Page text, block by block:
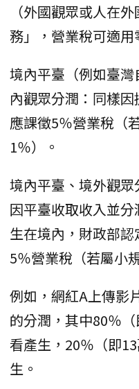
（外國觀眾或人在
務」，營業稅可適用
境內平臺（例如臺
內觀眾分潤：同樣因
應課徵5％營業稅（
1％）。
境內平臺、境外觀
因平臺收取收入並
生在境內，財政部
5％營業稅（若屬小
例如，網紅A上傳影
的分潤，其中80％
看產生，20％（即
生。